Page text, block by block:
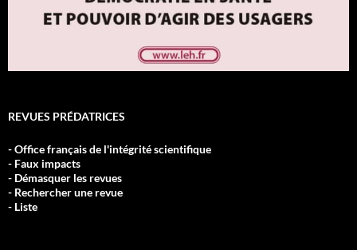
REVUES PRÉDATRICES
- Office français de l'intégrité scientifique
- Faux impacts
- Démasquer les revues
- Rechercher une revue
- Liste